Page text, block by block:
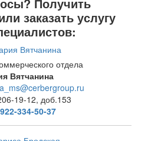
заказать услугу
отдела
Вятчанина
19-12, доб.153
334-50-37